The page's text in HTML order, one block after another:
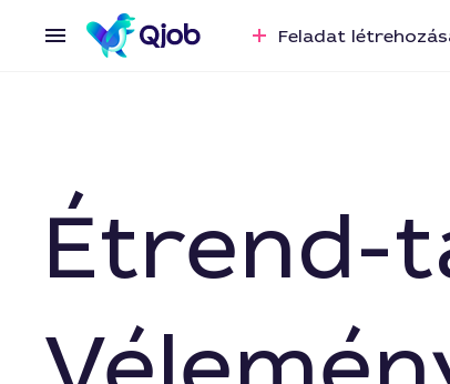
Feladat
Étrend-